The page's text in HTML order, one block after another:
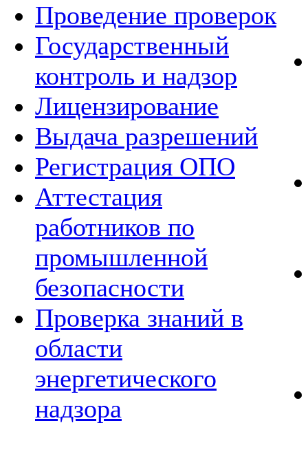
Проведение проверок
Государственный
контроль и надзор
Лицензирование
Выдача разрешений
Регистрация ОПО
Аттестация
работников по
промышленной
безопасности
Проверка знаний в
области
энергетического
надзора